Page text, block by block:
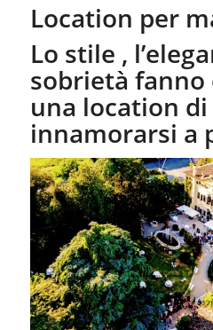
Location per
Lo stile ,
sobrietà fanno
una location di
innamorarsi a